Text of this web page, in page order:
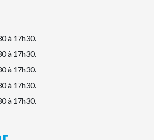
à 17h30.
à 17h30.
à 17h30.
à 17h30.
à 17h30.